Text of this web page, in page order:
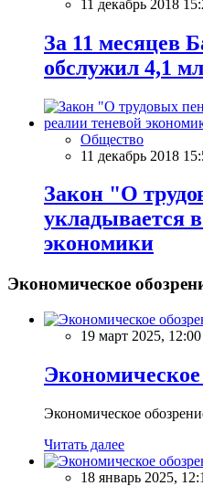
11 декабрь 2018
За 11 месяцев
обслужил 4,1
Общество
11 декабрь 2018
Закон "О
укладывается
экономики
Экономическое
19 март 2025, 12:00
Экономическое
Экономическое
Читать далее
18 январь 2025,